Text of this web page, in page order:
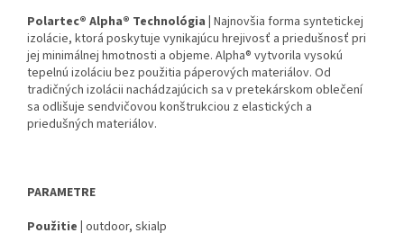
Polartec® Alpha® Technológia | Najnovšia forma syntetickej
izolácie, ktorá poskytuje vynikajúcu hrejivosť a priedušnosť pri
jej minimálnej hmotnosti a objeme. Alpha® vytvorila vysokú
tepelnú izoláciu bez použitia páperových materiálov. Od
tradičných izolácii nachádzajúcich sa v pretekárskom oblečení
sa odlišuje sendvičovou konštrukciou z elastických a
priedušných materiálov.
PARAMETRE
Použitie | outdoor, skialp